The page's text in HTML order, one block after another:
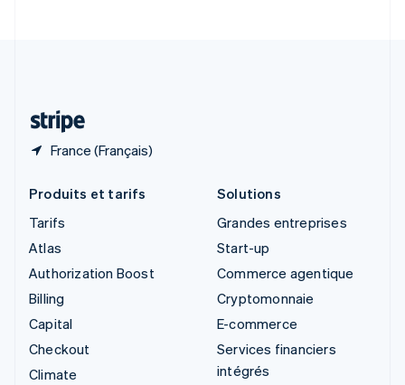
France (Français)
Produits et tarifs
Tarifs
Atlas
Authorization Boost
Billing
Capital
Checkout
Climate
Solutions
Grandes entreprises
Start-up
Commerce agentique
Cryptomonnaie
E-commerce
Services financiers
intégrés